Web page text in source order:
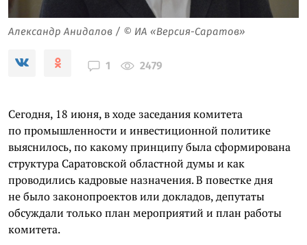
Александр Анидалов / © ИА «Версия-Саратов»
1 2479
Сегодня, 18 июня, в ходе заседания комитета
по промышленности и инвестиционной политике
выяснилось, по какому принципу была сформирована
структура Саратовской областной думы и как
проводились кадровые назначения. В повестке дня
не было законопроектов или докладов, депутаты
обсуждали только план мероприятий и план работы
комитета.